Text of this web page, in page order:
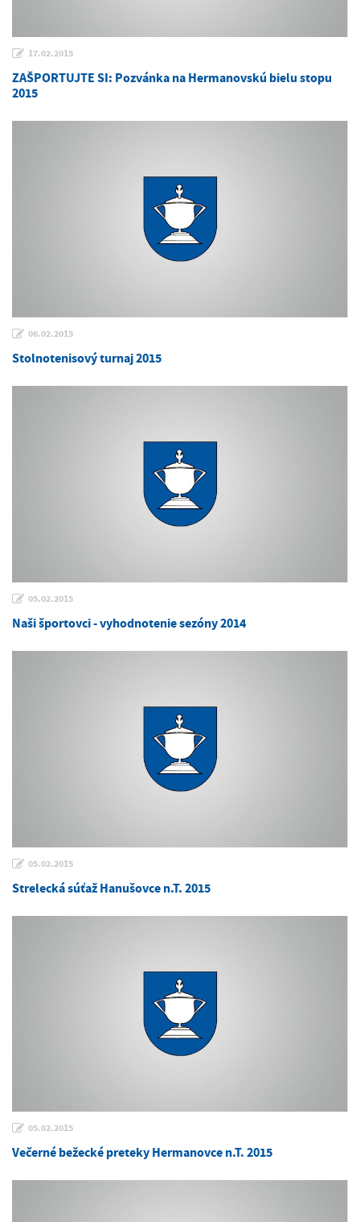
17.02.2015
ZAŠPORTUJTE SI: Pozvánka na Hermanovskú bielu stopu
2015
06.02.2015
Stolnotenisový turnaj 2015
05.02.2015
Naši športovci - vyhodnotenie sezóny 2014
05.02.2015
Strelecká súťaž Hanušovce n.T. 2015
05.02.2015
Večerné bežecké preteky Hermanovce n.T. 2015